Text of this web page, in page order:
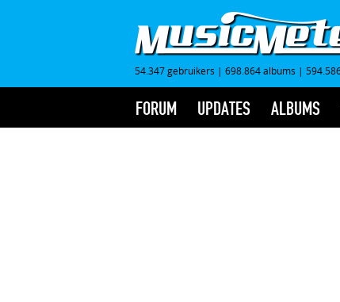
54.347 gebruikers | 698.864 albums |
FORUM UPDATES ALBUMS